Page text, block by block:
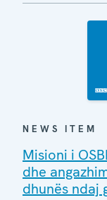
NEWS ITEM
Misioni i
dhe
dhunës ndaj